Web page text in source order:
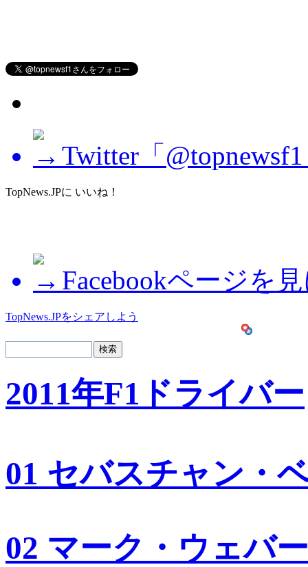
Twitter「
TopNews.JPに いいね！
Facebookページを
TopNews.JPをシェアしよう
2011年F1ドライバー
01 セバスチャン・
02 マーク・ウェバー